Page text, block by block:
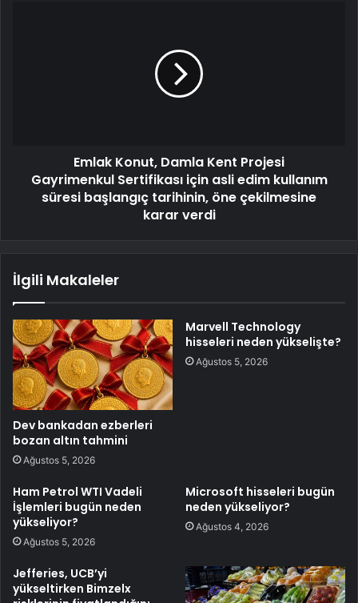
Emlak Konut, Damla Kent Projesi
Gayrimenkul Sertifikası için asli edim kullanım
süresi başlangıç tarihinin, öne çekilmesine
karar verdi
İlgili Makaleler
Dev bankadan ezberleri
bozan altın tahmini
Ağustos 5, 2026
Marvell Technology
hisseleri neden yükselişte?
Ağustos 5, 2026
Ham Petrol WTI Vadeli
İşlemleri bugün neden
yükseliyor?
Ağustos 5, 2026
Microsoft hisseleri bugün
neden yükseliyor?
Ağustos 4, 2026
Jefferies, UCB’yi
yükseltirken Bimzelx